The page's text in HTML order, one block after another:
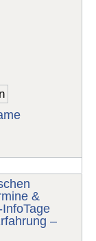
&
–